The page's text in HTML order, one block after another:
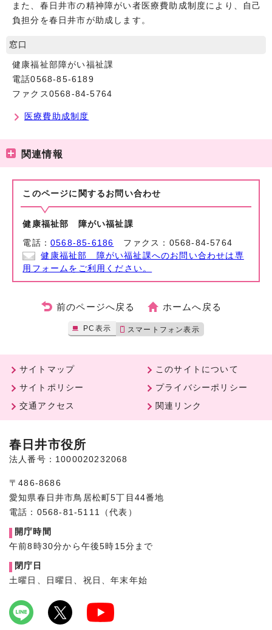
また、春日井市の精神障がい者医療費助成制度により、自己
負担分を春日井市が助成します。
窓口
健康福祉部障がい福祉課
電話0568-85-6189
ファクス0568-84-5764
医療費助成制度
関連情報
このページに関する お問い合わせ
健康福祉部 障がい福祉課
電話：0568-85-6186 ファクス：0568-84-5764
健康福祉部 障がい福祉課へのお問い合わせは専
用フォームをご利用ください。
前のページへ戻る ホームへ戻る
PC表示 スマートフォン表示
サイトマップ
このサイトについて
サイトポリシー
プライバシーポリシー
交通アクセス
関連リンク
春日井市役所
法人番号：1000020232068
〒486-8686
愛知県春日井市鳥居松町5丁目44番地
電話：0568-81-5111（代表）
開庁時間
午前8時30分から午後5時15分まで
閉庁日
土曜日、日曜日、祝日、年末年始